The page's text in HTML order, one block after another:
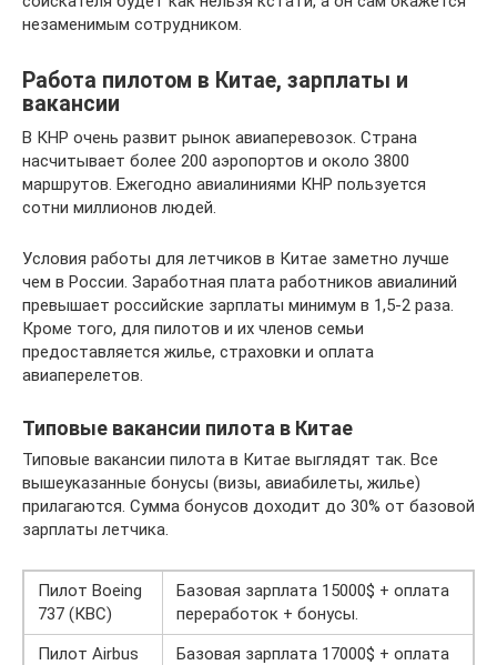
незаменимым сотрудником.
Работа пилотом в Китае, зарплаты и
вакансии
В КНР очень развит рынок авиаперевозок. Страна
насчитывает более 200 аэропортов и около 3800
маршрутов. Ежегодно авиалиниями КНР пользуется
сотни миллионов людей.
Условия работы для летчиков в Китае заметно лучше
чем в России. Заработная плата работников авиалиний
превышает российские зарплаты минимум в 1,5-2 раза.
Кроме того, для пилотов и их членов семьи
предоставляется жилье, страховки и оплата
авиаперелетов.
Типовые вакансии пилота в Китае
Типовые вакансии пилота в Китае выглядят так. Все
вышеуказанные бонусы (визы, авиабилеты, жилье)
прилагаются. Сумма бонусов доходит до 30% от базовой
зарплаты летчика.
Пилот Boeing
737 (КВС)
Базовая зарплата 15000$ + оплата
переработок + бонусы.
Пилот Airbus
Базовая зарплата 17000$ + оплата